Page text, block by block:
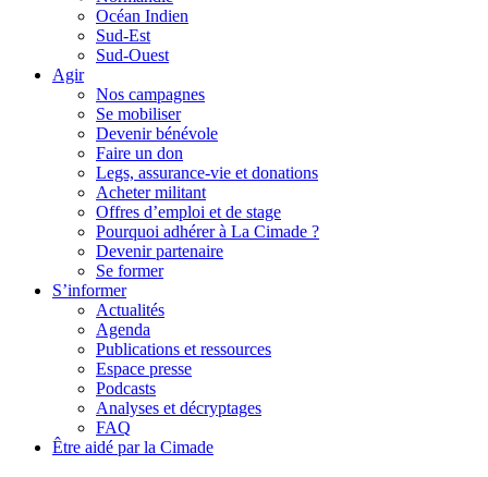
Océan Indien
Sud-Est
Sud-Ouest
Agir
Nos campagnes
Se mobiliser
Devenir bénévole
Faire un don
Legs, assurance-vie et donations
Acheter militant
Offres d’emploi et de stage
Pourquoi adhérer à La Cimade ?
Devenir partenaire
Se former
S’informer
Actualités
Agenda
Publications et ressources
Espace presse
Podcasts
Analyses et décryptages
FAQ
Être aidé par la Cimade